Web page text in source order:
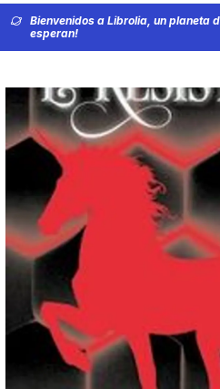
Bienvenidos a Librolia, un planeta
esperan!